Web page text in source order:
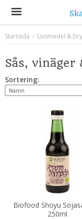
Startsida / Livsmedel &
Sås, vinäger
Sortering:
Biofood Shoyu
250ml